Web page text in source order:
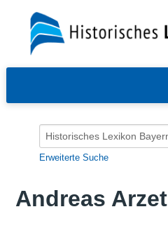
Erweiterte Suche
Andreas Arzet